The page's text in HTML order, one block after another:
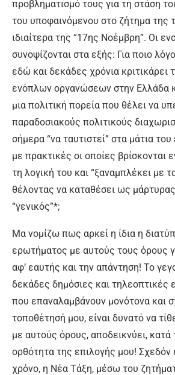
προβληματισμό τους για τη στάση
του υποφαινόμενου στο ζήτημα της
ιδιαίτερα της “17ης Νοέμβρη”. Οι
συνοψίζονται στα εξής: Για ποιο
εδώ και δεκάδες χρόνια κριτικάρει
ενόπλων οργανώσεων στην Ελλάδα
μια πολιτική πορεία που θέλει να
παραδοσιακούς πολιτικούς
σήμερα “να ταυτιστεί” στα μάτια
με πρακτικές οι οποίες
τη λογική του και “ξαναμπλέκει με
θέλοντας να καταθέσει ως
“γενικός”*;
Μα νομίζω πως αρκεί η ίδια η
ερωτήματος με αυτούς τους όρους
αφ’ εαυτής και την απάντηση! Το
δεκάδες δημόσιες και τηλεοπτικές
που επαναλαμβάνουν μονότονα και
τοποθέτησή μου, είναι δυνατό να
με αυτούς όρους, αποδεικνύει,
ορθότητα της επιλογής μου! Σχεδόν
χρόνο, η Νέα Τάξη, μέσω του